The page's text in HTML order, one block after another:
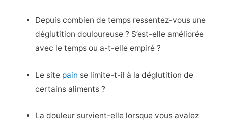
Depuis combien de temps ressentez-vous une
déglutition douloureuse ? S’est-elle améliorée
avec le temps ou a-t-elle empiré ?
Le site pain se limite-t-il à la déglutition de
certains aliments ?
La douleur survient-elle lorsque vous avalez